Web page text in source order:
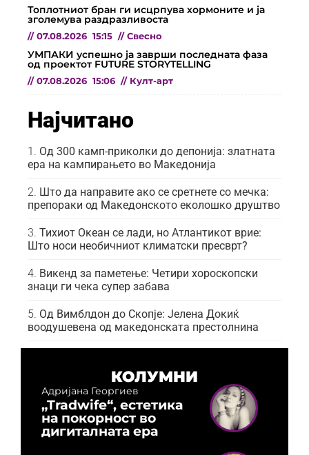
Топлотниот бран ги исцрпува хормоните и ја
зголемува раздразливоста
// 07.08.2026 15:15 // Свесно
УМПАКИ успешно ја заврши последната фаза
од проектот FUTURE STORYTELLING
// 07.08.2026 15:06 // Култ-арт
Најчитано
Од 300 камп-приколки до депонија: златната
ера на кампирањето во Македонија
Што да направите ако се сретнете со мечка:
препораки од Македонското еколошко друштво
Тихиот Океан се лади, но Атлантикот врие:
Што носи необичниот климатски пресврт?
Викенд за паметење: Четири хороскопски
знаци ги чека супер забава
Од Вимблдон до Скопје: Јелена Докиќ
воодушевена од македонската престолнина
КОЛУМНИ
Адријана Георгиев
„Tradwife“, естетика
на покорност во
дигиталната ера